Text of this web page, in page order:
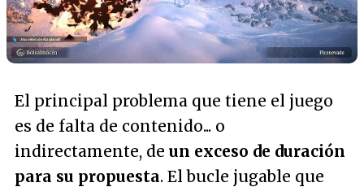
El principal problema que tiene el juego
es de falta de contenido... o
indirectamente, de un exceso de duración
para su propuesta. El bucle jugable que